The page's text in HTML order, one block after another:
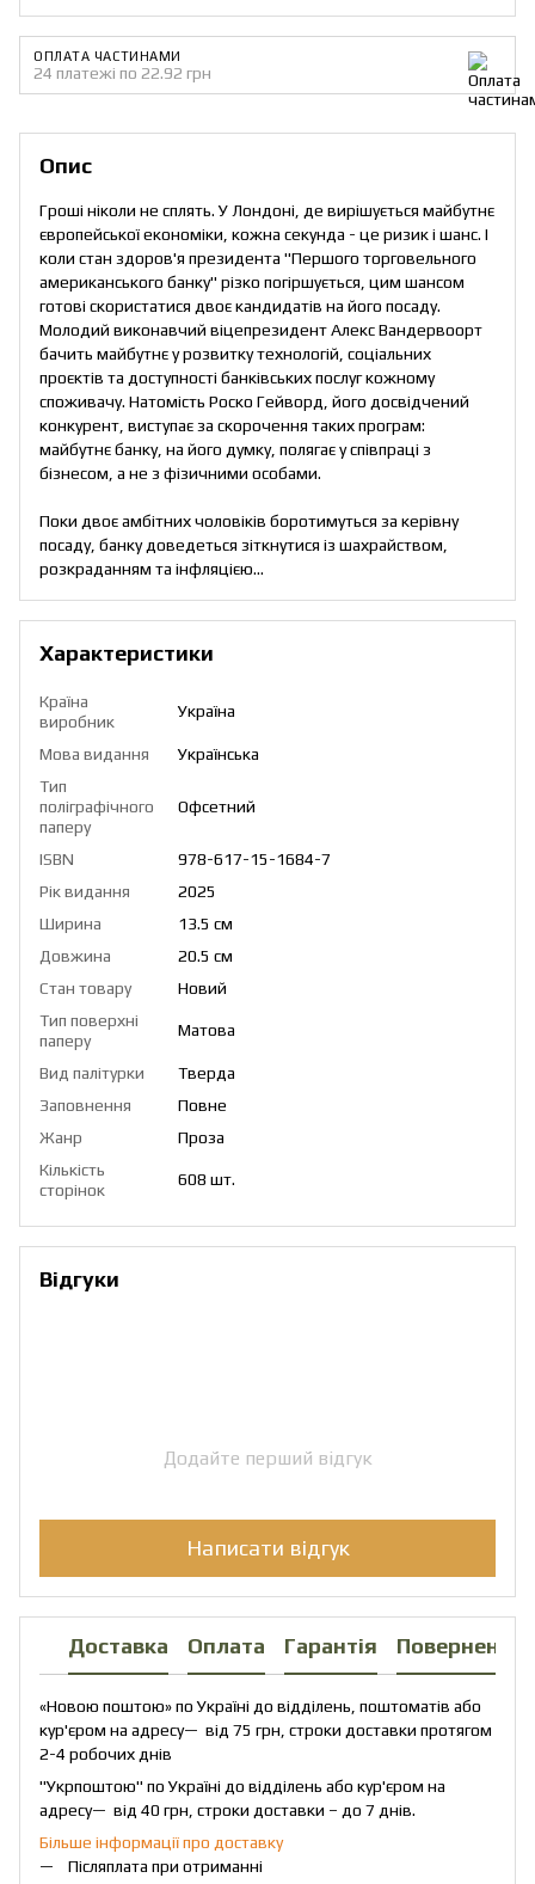
ОПЛАТА ЧАСТИНАМИ
24 платежі по 22.92 грн
Опис
Гроші ніколи не сплять. У Лондоні, де вирішується майбутнє
європейської економіки, кожна секунда - це ризик і шанс. І
коли стан здоров'я президента "Першого торговельного
американського банку" різко погіршується, цим шансом
готові скористатися двоє кандидатів на його посаду.
Молодий виконавчий віцепрезидент Алекс Вандервоорт
бачить майбутнє у розвитку технологій, соціальних
проєктів та доступності банківських послуг кожному
споживачу. Натомість Роско Гейворд, його досвідчений
конкурент, виступає за скорочення таких програм:
майбутнє банку, на його думку, полягає у співпраці з
бізнесом, а не з фізичними особами.
Поки двоє амбітних чоловіків боротимуться за керівну
посаду, банку доведеться зіткнутися із шахрайством,
розкраданням та інфляцією…
Характеристики
Країна
виробник
Україна
Мова видання
Українська
Тип
поліграфічного
паперу
Офсетний
ISBN
978-617-15-1684-7
Рік видання
2025
Ширина
13.5 см
Довжина
20.5 см
Стан товару
Новий
Тип поверхні
паперу
Матова
Вид палітурки
Тверда
Заповнення
Повне
Жанр
Проза
Кількість
сторінок
608 шт.
Відгуки
Додайте перший відгук
Написати відгук
Доставка Оплата Гарантія Повернення
«Новою поштою» по Україні до відділень, поштоматів або
кур'єром на адресу— від 75 грн, строки доставки протягом
2-4 робочих днів
"Укрпоштою" по Україні до відділень або кур'єром на
адресу— від 40 грн, строки доставки – до 7 днів.
Більше інформації про доставку
Післяплата при отриманні